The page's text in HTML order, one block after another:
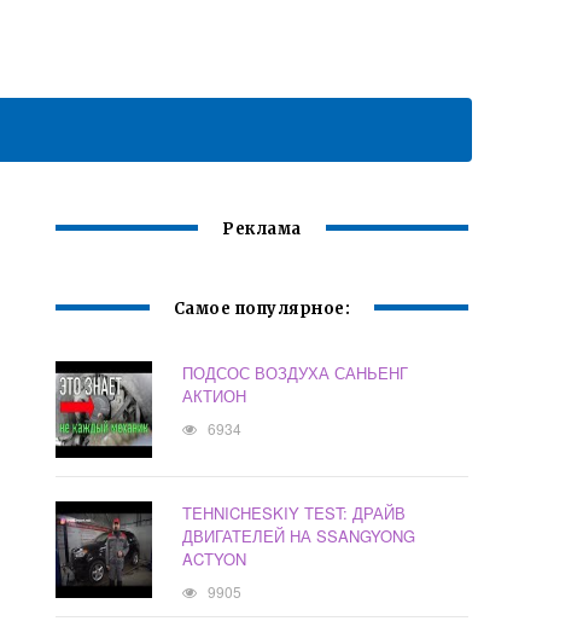
Реклама
Самое популярное:
ПОДСОС ВОЗДУХА САНЬЕНГ
АКТИОН
6934
TEHNICHESKIY TEST: ДРАЙВ
ДВИГАТЕЛЕЙ НА SSANGYONG
ACTYON
9905